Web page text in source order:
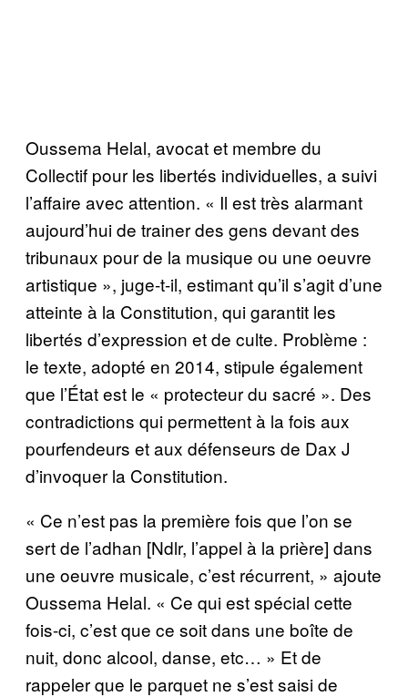
Oussema Helal, avocat et membre du
Collectif pour les libertés individuelles, a suivi
l’affaire avec attention. « Il est très alarmant
aujourd’hui de trainer des gens devant des
tribunaux pour de la musique ou une oeuvre
artistique », juge-t-il, estimant qu’il s’agit d’une
atteinte à la Constitution, qui garantit les
libertés d’expression et de culte. Problème :
le texte, adopté en 2014, stipule également
que l’État est le « protecteur du sacré ». Des
contradictions qui permettent à la fois aux
pourfendeurs et aux défenseurs de Dax J
d’invoquer la Constitution.
« Ce n’est pas la première fois que l’on se
sert de l’adhan [Ndlr, l’appel à la prière] dans
une oeuvre musicale, c’est récurrent, » ajoute
Oussema Helal. « Ce qui est spécial cette
fois-ci, c’est que ce soit dans une boîte de
nuit, donc alcool, danse, etc… » Et de
rappeler que le parquet ne s’est saisi de